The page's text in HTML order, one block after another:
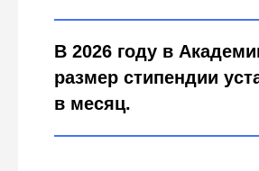
В 2026 году в
размер стипендии
в месяц.